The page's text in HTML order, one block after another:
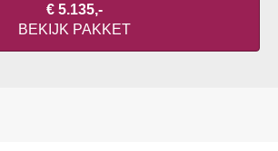
€ 5.135,-
BEKIJK PAKKET